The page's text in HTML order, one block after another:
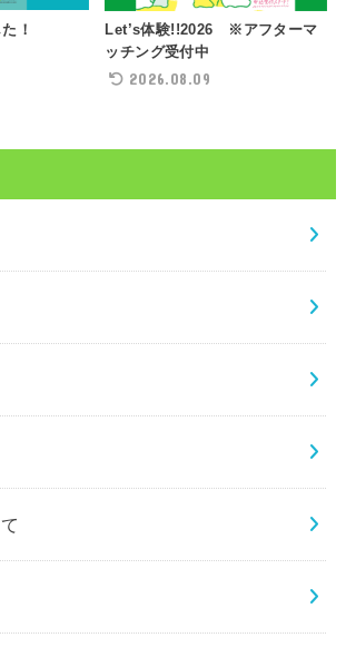
！
Let’s体験!!2026 ※アフターマ
ッチング受付中
2026.08.09